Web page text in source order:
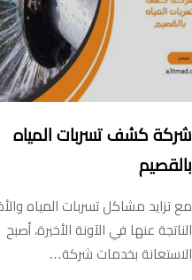
شركة كشف تسربات المياه
بالقصيم
مع تزايد مشاكل تسربات المياه
الناتجة عنها في الآونة الأخيرة، أصبح
الاستعانة بخدمات شركة…